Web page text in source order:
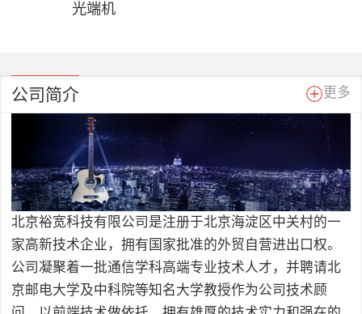
光端机
公司简介 更多
北京裕宽科技有限公司是注册于北京海淀区中关村的一
家高新技术企业，拥有国家批准的外贸自营进出口权。
公司凝聚着一批通信学科高端专业技术人才，并聘请北
京邮电大学及中科院等知名大学教授作为公司技术顾